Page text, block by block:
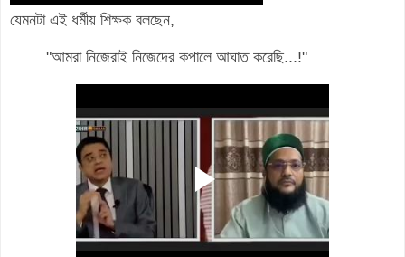
যেমনটা এই ধর্মীয় শিক্ষক বলছেন,
"আমরা নিজেরাই নিজেদের কপালে আঘাত করেছি...!"